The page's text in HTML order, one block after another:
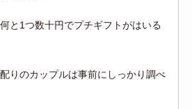
と1つ数十円でプチギフトがはいる
りのカップルは事前にしっかり調べ